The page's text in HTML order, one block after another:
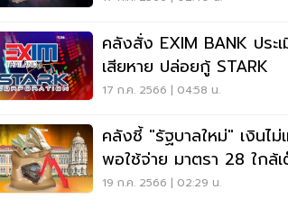
คลังสั่ง EXIM BANK ประ
เสียหาย ปล่อยกู้ STARK
17 ก.ค. 2566 | 04:58 น.
คลังชี้ "รัฐบาลใหม่" เงินไม่
พอใช้จ่าย มาตรา 28 ใกล้
19 ก.ค. 2566 | 02:29 น.